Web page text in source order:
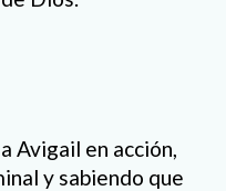
Avigail en acción,
y sabiendo que